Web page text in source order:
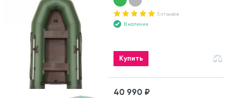
5 отзывов
В наличии
Купить
40 990 ₽